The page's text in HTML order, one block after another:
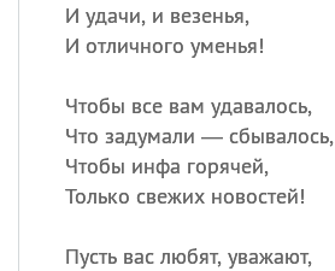
И удачи, и везенья,
И отличного уменья!
Чтобы все вам удавалось,
Что задумали — сбывалось,
Чтобы инфа горячей,
Только свежих новостей!
Пусть вас любят, уважают,